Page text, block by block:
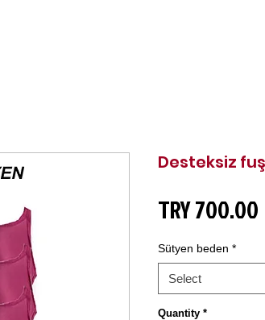
Desteksiz
TRY 700.00
Sütyen beden *
Select
Quantity *